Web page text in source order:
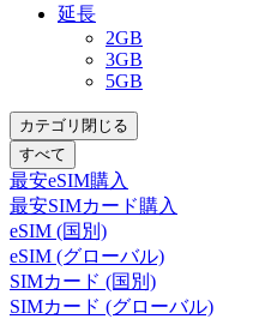
延長
2GB
3GB
5GB
カテゴリ閉じる
すべて
最安eSIM購入
最安SIMカード購入
eSIM (国別)
eSIM (グローバル)
SIMカード (国別)
SIMカード (グローバル)